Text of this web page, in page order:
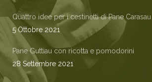
Quattro idee per i cestinetti di Pane Carasau
5 Ottobre 2021
Pane Guttiau con ricotta e pomodorini
28 Settembre 2021